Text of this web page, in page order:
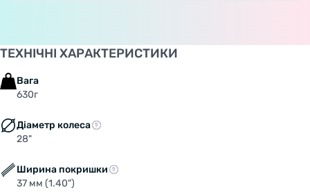
ТЕХНІЧНІ ХАРАКТЕРИСТИКИ
Вага
630г
Діаметр колеса
28"
Ширина покришки
37 мм (1.40")